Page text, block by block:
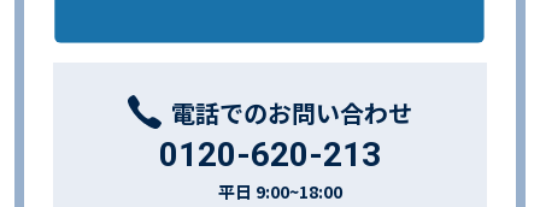
電話でのお問い合わせ
0120-620-213
平日 9:00~18:00